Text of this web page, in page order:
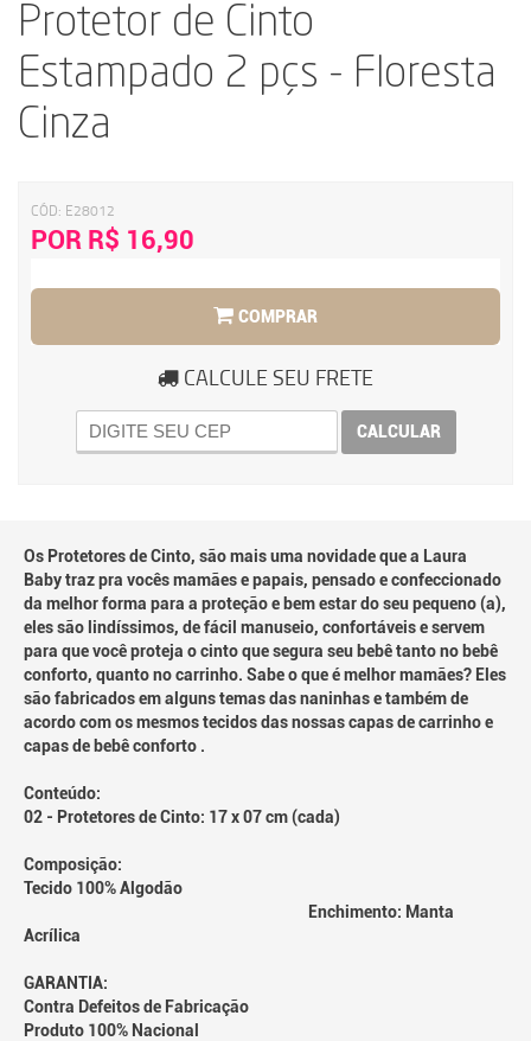
Protetor de Cinto
Estampado 2 pçs - Floresta
Cinza
CÓD: E28012
POR R$ 16,90
COMPRAR
CALCULE SEU FRETE
CALCULAR
Os Protetores de Cinto, são mais uma novidade que a Laura
Baby traz pra vocês mamães e papais, pensado e confeccionado
da melhor forma para a proteção e bem estar do seu pequeno (a),
eles são lindíssimos, de fácil manuseio, confortáveis e servem
para que você proteja o cinto que segura seu bebê tanto no bebê
conforto, quanto no carrinho. Sabe o que é melhor mamães? Eles
são fabricados em alguns temas das naninhas e também de
acordo com os mesmos tecidos das nossas capas de carrinho e
capas de bebê conforto .
Conteúdo:
02 - Protetores de Cinto: 17 x 07 cm (cada)
Composição:
Tecido 100% Algodão
Enchimento: Manta
Acrílica
GARANTIA:
Contra Defeitos de Fabricação
Produto 100% Nacional